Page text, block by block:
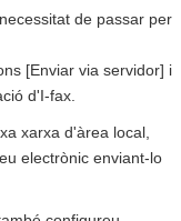
de passar per
[Enviar via servidor] i
d'I-fax.
xarxa d'àrea local,
electrònic enviant-lo